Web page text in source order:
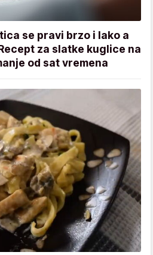
se pravi brzo i lako a
za slatke kuglice na
od sat vremena